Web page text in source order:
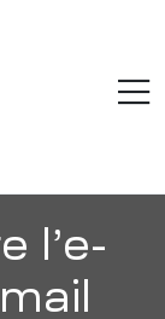
l’e-